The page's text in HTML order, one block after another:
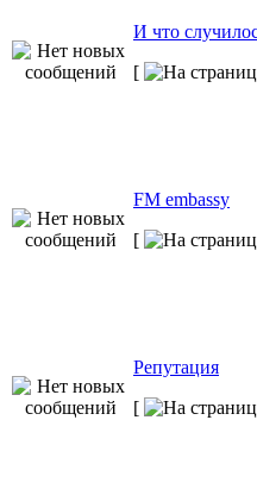
И что
[
FM embassy
[
Репутация
[